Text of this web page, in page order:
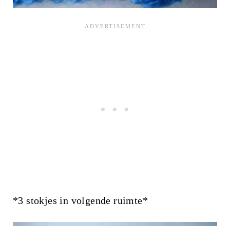
*3 stokjes in volgende ruimte*